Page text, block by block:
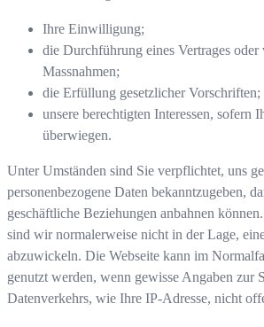
Ihre Einwilligung;
die Durchführung eines Vertrages
Massnahmen;
die Erfüllung gesetzlicher Vorschriften;
unsere berechtigten Interessen, sofern
überwiegen.
Unter Umständen sind Sie verpflichtet, uns
personenbezogene Daten bekanntzugeben,
geschäftliche Beziehungen anbahnen
sind wir normalerweise nicht in der Lage,
abzuwickeln. Die Webseite kann im
genutzt werden, wenn gewisse Angaben zur
Datenverkehrs, wie Ihre IP-Adresse, nicht